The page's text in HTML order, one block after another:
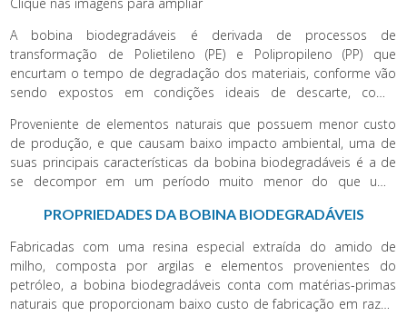
A bobina biodegradáveis é derivada de processos de
transformação de Polietileno (PE) e Polipropileno (PP) que
encurtam o tempo de degradação dos materiais, conforme vão
sendo expostos em condições ideais de descarte, como
Proveniente de elementos naturais que possuem menor custo
de produção, e que causam baixo impacto ambiental, uma de
suas principais características da bobina biodegradáveis é a de
se decompor em um período muito menor do que uma
enquanto uma embalagem tradicional fica anos na natureza até
se decompor integralmente.
PROPRIEDADES DA BOBINA BIODEGRADÁVEIS
Fabricadas com uma resina especial extraída do amido de
milho, composta por argilas e elementos provenientes do
petróleo, a bobina biodegradáveis conta com matérias-primas
naturais que proporcionam baixo custo de fabricação em razão